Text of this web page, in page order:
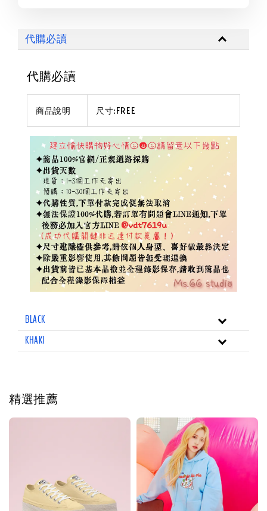
代購必讀
代購必讀
商品說明 尺寸:FREE
BLACK
KHAKI
精選推薦